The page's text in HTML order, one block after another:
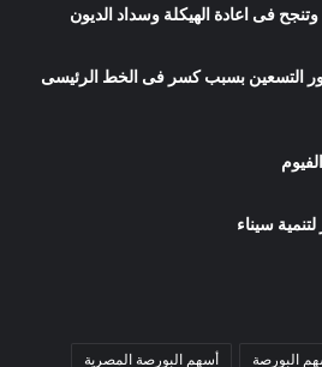
فى اعادة الهيكلة وسداد الديون
التسعين بسبب كسر فى الخط الرئيسى
البورصة أسهم البورصة المصرية